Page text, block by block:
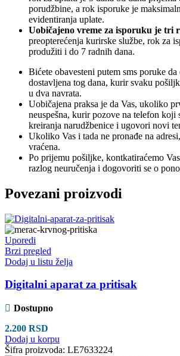
porudžbine, a rok isporuke je
evidentiranja uplate.
Uobičajeno vreme za isporuku je tri
preopterećenja kurirske službe, rok za
produžiti i do 7 radnih dana.
Bićete obavesteni putem sms poruke
dostavljena tog dana, kurir svaku
u dva navrata.
Uobičajena praksa je da Vas, ukoliko
neuspešna, kurir pozove na telefon
kreiranja narudžbenice i ugovori novi
Ukoliko Vas i tada ne pronađe na
vraćena.
Po prijemu pošiljke, kontkatiraćemo
razlog neuručenja i dogovoriti se o
Povezani proizvodi
Uporedi
Brzi pregled
Dodaj u listu želja
Digitalni aparat za pritisak
Dostupno
2.200 RSD
Dodaj u korpu
Šifra proizvoda: LE7633224